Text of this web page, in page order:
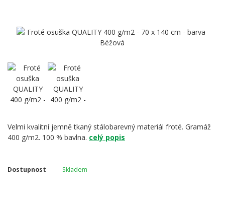
Velmi kvalitní jemně tkaný stálobarevný materiál froté. Gramáž
400 g/m2. 100 % bavlna. celý popis
Dostupnost Skladem